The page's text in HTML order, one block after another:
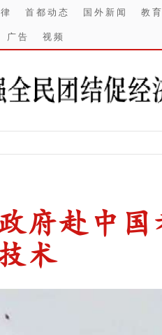
首都动态 国外新闻
教
广告 视频
府赴中
术